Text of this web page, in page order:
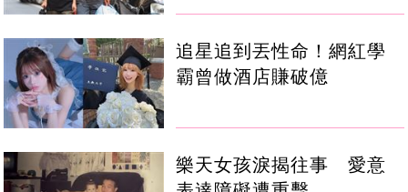
追星追到丟性命！網紅學
霸曾做酒店賺破億
樂天女孩淚揭往事 愛意